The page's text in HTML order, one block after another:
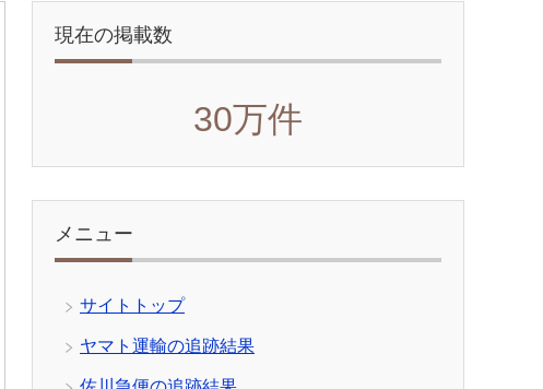
現在の掲載数
30万件
メニュー
サイトトップ
ヤマト運輸の追跡結果